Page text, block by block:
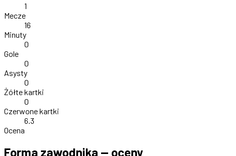
1
Mecze
16
Minuty
0
Gole
0
Asysty
0
Żółte kartki
0
Czerwone kartki
6.3
Ocena
Forma zawodnika — oceny